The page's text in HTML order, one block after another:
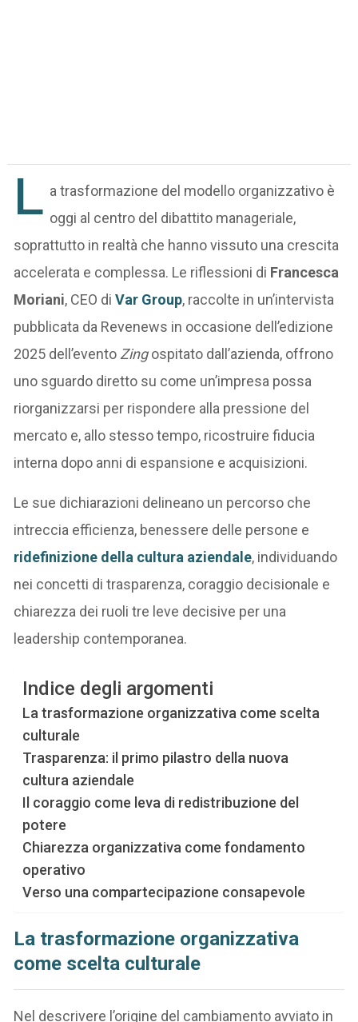
L a trasformazione del modello organizzativo è
oggi al centro del dibattito manageriale,
soprattutto in realtà che hanno vissuto una crescita
accelerata e complessa. Le riflessioni di Francesca
Moriani, CEO diVar Group, raccolte in un’intervista
pubblicata da Revenews in occasione dell’edizione
2025 dell’evento Zingospitato dall’azienda, offrono
uno sguardo diretto su come un’impresa possa
riorganizzarsi per rispondere alla pressione del
mercato e, allo stesso tempo, ricostruire fiducia
interna dopo anni di espansione e acquisizioni.
Le sue dichiarazioni delineano un percorso che
intreccia efficienza, benessere delle persone e
ridefinizione della cultura aziendale, individuando
nei concetti di trasparenza, coraggio decisionale e
chiarezza dei ruoli tre leve decisive per una
leadership contemporanea.
Indice degli argomenti
La trasformazione organizzativa come scelta
culturale
Trasparenza: il primo pilastro della nuova
cultura aziendale
Il coraggio come leva di redistribuzione del
potere
Chiarezza organizzativa come fondamento
operativo
Verso una compartecipazione consapevole
La trasformazione organizzativa
come scelta culturale
Nel descrivere l’origine del cambiamento avviato in